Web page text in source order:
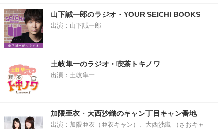
山下誠一郎のラジオ・YOUR SEICHI BOOKS
出演：山下誠一郎
土岐隼一のラジオ・喫茶トキノワ
出演：土岐隼一
加隈亜衣・大西沙織のキャン丁目キャン番地
出演：加隈亜衣（亜衣キャン）、大西沙織 （さおキャ